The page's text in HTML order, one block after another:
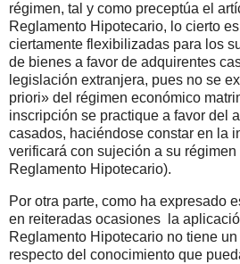
régimen, tal y como preceptúa el
Reglamento Hipotecario, lo cierto
ciertamente flexibilizadas para los
de bienes a favor de adquirentes
legislación extranjera, pues no se
priori» del régimen económico
inscripción se practique a favor del
casados, haciéndose constar en la
verificará con sujeción a su
Reglamento Hipotecario).
Por otra parte, como ha expresado
en reiteradas ocasiones
la
Reglamento Hipotecario no tiene
respecto del conocimiento que